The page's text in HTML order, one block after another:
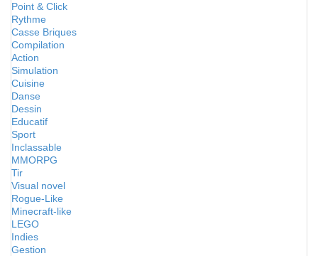
Point & Click
Rythme
Casse Briques
Compilation
Action
Simulation
Cuisine
Danse
Dessin
Educatif
Sport
Inclassable
MMORPG
Tir
Visual novel
Rogue-Like
Minecraft-like
LEGO
Indies
Gestion